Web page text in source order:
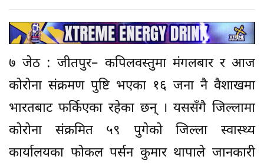
७ जेठ : जीतपुर– कपिलवस्तुमा मंगलबार र आज
कोरोना संक्रमण पुष्टि भएका १६ जना नै वैशाखमा
भारतबाट फर्किएका रहेका छन् । यससँगै जिल्लामा
कोरोना संक्रमित ५९ पुगेको जिल्ला स्वास्थ्य
कार्यालयका फोकल पर्सन कुमार थापाले जानकारी